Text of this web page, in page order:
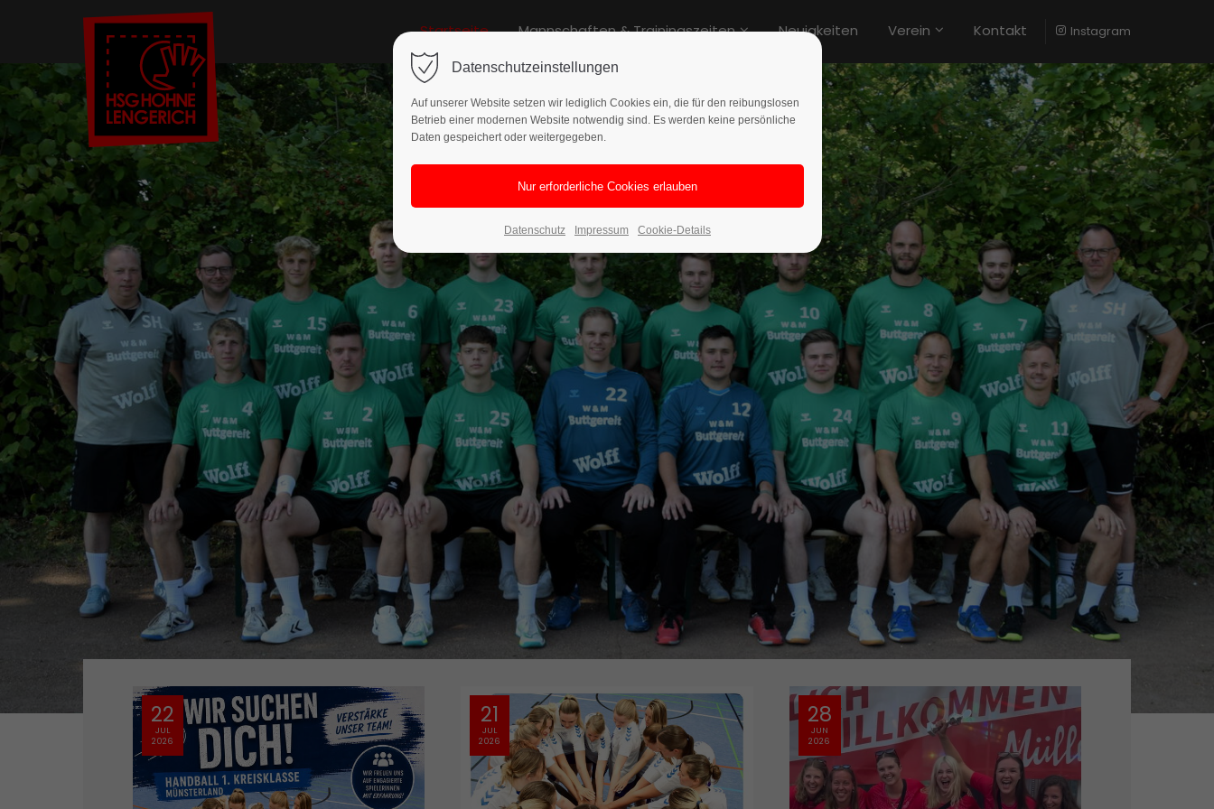
Der Eintrag "offcanvas-col1" existiert
leider nicht.
Der Eintrag "offcanvas-col2" existiert
leider nicht.
Der Eintrag "offcanvas-col3" existiert
leider nicht.
Instagram
Startseite Mannschaften & Trainingszeiten Neuigkeiten Verein Kontakt
21
JUL
2026
28
JUN
2026
13
MAI
2026
05
Datenschutzeinstellungen
Auf unserer Website setzen wir lediglich Cookies ein, die für den reibungslosen
Betrieb einer modernen Website notwendig sind. Es werden keine persönliche
Daten gespeichert oder weitergegeben.
Datenschutz Impressum Cookie-Details